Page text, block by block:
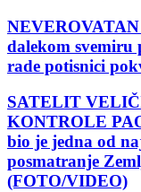
dalekom svemiru
rade potisnici
SATELIT
KONTROLE
bio je jedna od
posmatranje
(FOTO/VIDEO)